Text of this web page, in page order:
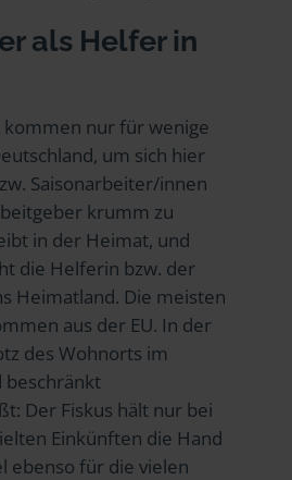
als Helfer in
kommen nur für wenige
um sich hier
Saisonarbeiter/innen
krumm zu
in der Heimat, und
die Helferin bzw. der
Heimatland. Die meisten
aus der EU. In der
des Wohnorts im
beschränkt
Der Fiskus hält nur bei
Einkünften die Hand
ebenso für die vielen